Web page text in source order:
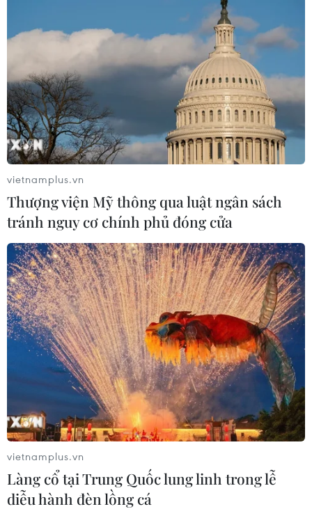
vietnamplus.vn
Thượng viện Mỹ thông qua luật ngân sách
tránh nguy cơ chính phủ đóng cửa
vietnamplus.vn
Làng cổ tại Trung Quốc lung linh trong lễ
diễu hành đèn lồng cá